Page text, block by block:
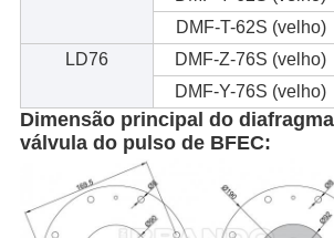
DMF-T-62S (velho)
LD76
DMF-Z-76S (velho)
DMF-Y-76S (velho)
Dimensão principal do
válvula do pulso de BFEC: